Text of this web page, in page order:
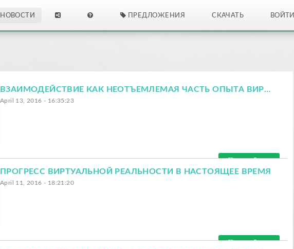
ПРЕДЛОЖЕНИЯ СКАЧАТЬ ВОЙТИ
ВЗАИМОДЕЙСТВИЕ КАК НЕОТЪЕМЛЕМАЯ ЧАСТЬ ОПЫТА ВИРТУАЛЬНОЙ РЕАЛЬНОСТИ
April 13, 2016 - 16:35:23
Подробнее
ПРОГРЕСС ВИРТУАЛЬНОЙ РЕАЛЬНОСТИ В НАСТОЯЩЕЕ ВРЕМЯ
April 11, 2016 - 18:21:20
Подробнее